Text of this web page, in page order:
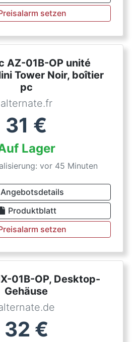
setzen
AZ-01B-OP unité
Tower Noir, boîtier
pc
alternate.fr
31 €
Lager
vor 45 Minuten
Angebotsdetails
Produktblatt
setzen
01B-OP, Desktop-
Gehäuse
32 €